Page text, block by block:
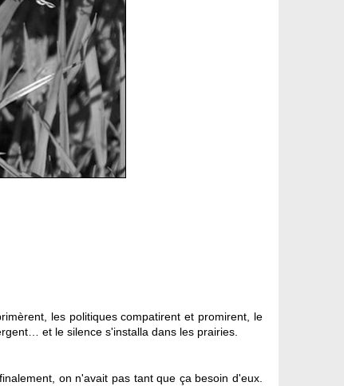
les politiques compatirent et promirent, le
et le silence s'installa dans les prairies.
on n'avait pas tant que ça besoin d'eux.